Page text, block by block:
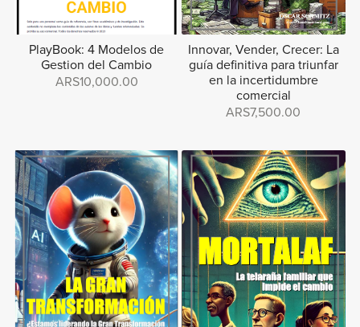
PlayBook: 4 Modelos de
Gestion del Cambio
ARS10,000.00
Innovar, Vender, Crecer: La
guía definitiva para triunfar
en la incertidumbre
comercial
ARS7,500.00